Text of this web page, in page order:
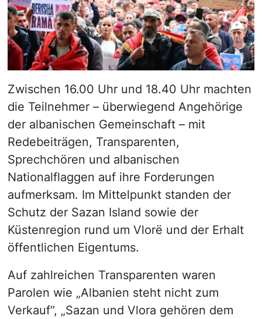
Zwischen 16.00 Uhr und 18.40 Uhr machten
die Teilnehmer – überwiegend Angehörige
der albanischen Gemeinschaft – mit
Redebeiträgen, Transparenten,
Sprechchören und albanischen
Nationalflaggen auf ihre Forderungen
aufmerksam. Im Mittelpunkt standen der
Schutz der Sazan Island sowie der
Küstenregion rund um Vlorë und der Erhalt
öffentlichen Eigentums.
Auf zahlreichen Transparenten waren
Parolen wie „Albanien steht nicht zum
Verkauf“, „Sazan und Vlora gehören dem